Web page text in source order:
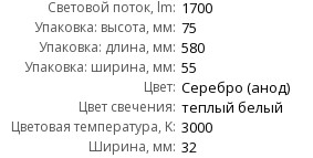
Световой поток, lm: 1700
Упаковка: высота, мм: 75
Упаковка: длина, мм: 580
Упаковка: ширина, мм: 55
Цвет: Серебро (анод)
Цвет свечения: теплый белый
Цветовая температура, K: 3000
Ширина, мм: 32